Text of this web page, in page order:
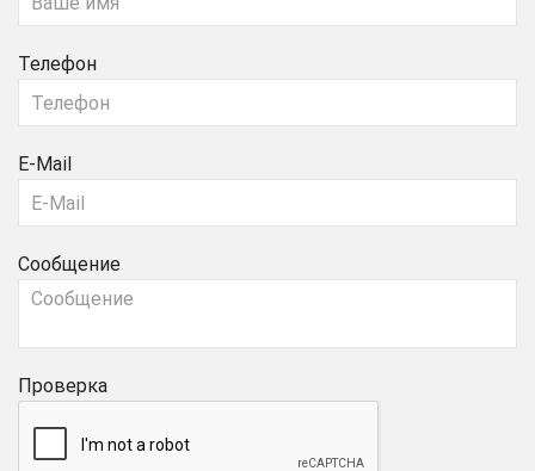
Телефон
E-Mail
Сообщение
Проверка